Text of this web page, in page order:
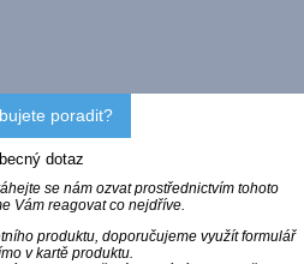
poradit?
dotaz
se nám ozvat prostřednictvím tohoto
Vám reagovat co nejdříve.
produktu, doporučujeme využít formulář
v kartě produktu.